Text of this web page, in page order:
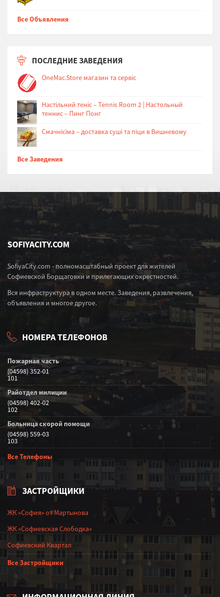
Все Объявления
ПОСЛЕДНИЕ ЗАВЕДЕНИЯ
OneMac.Store магазин та сервіс
Настільний теніс – Tennis Room 2 | Настольный
теннис – Пинг Понг
Cмачнісіма – доставка суші та піци в Вишневому
Все Заведения
SOFIYACITY.COM
SofiyaCity.com - полномасштабный проект для жителей
Софиевской Борщаговки и прилегающих окрестностей.
Вся инфраструктура в одном месте. Заведения, развлечения,
объявления и многое другое.
НОМЕРА ТЕЛЕФОНОВ
Пожарная часть
(04598) 352-01
101
Райотдел милиции
(04598) 402-02
102
Больница скорой помощи
(04598) 559-03
103
Все Телефоны
ЗАСТРОЙЩИКИ
ЖК «София» от Мартынова
ЖК «Софиевская Слободка»
Софиевский Квартал
Все Застройщики